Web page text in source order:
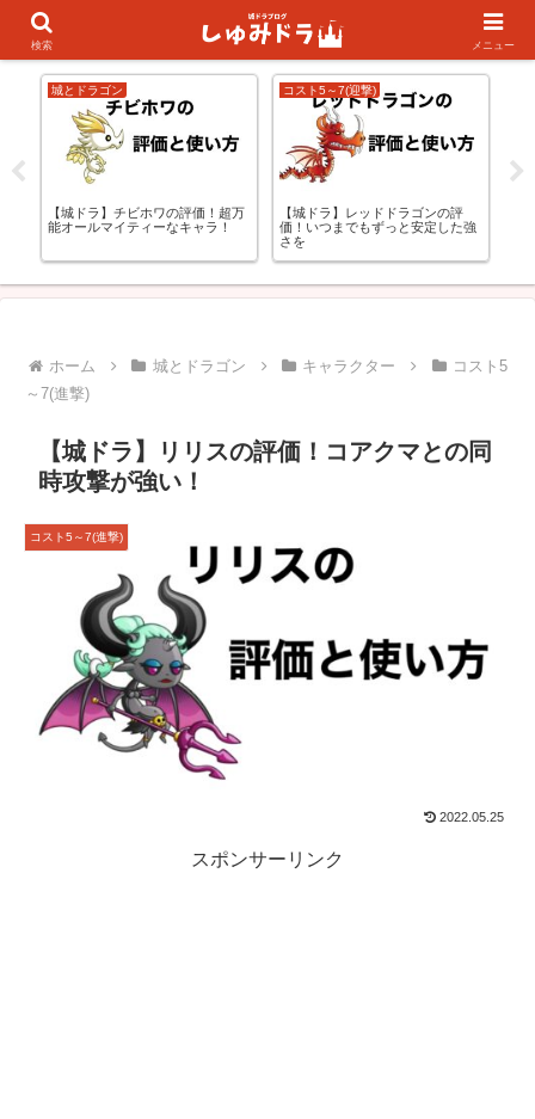
初心者の方向け
城とドラゴン
【城ドラ】チビホワの評価！超万
能オールマイティーなキャラ！
コスト5～7(迎撃)
【城ドラ】レッドドラゴンの評
価！いつまでもずっと安定した強
さを
ホーム 城とドラゴン キャラクター
コスト5
～7(進撃)
【城ドラ】リリスの評価！コアクマとの同
時攻撃が強い！
コスト5～7(進撃)
2022.05.25
スポンサーリンク
検索 メニュー